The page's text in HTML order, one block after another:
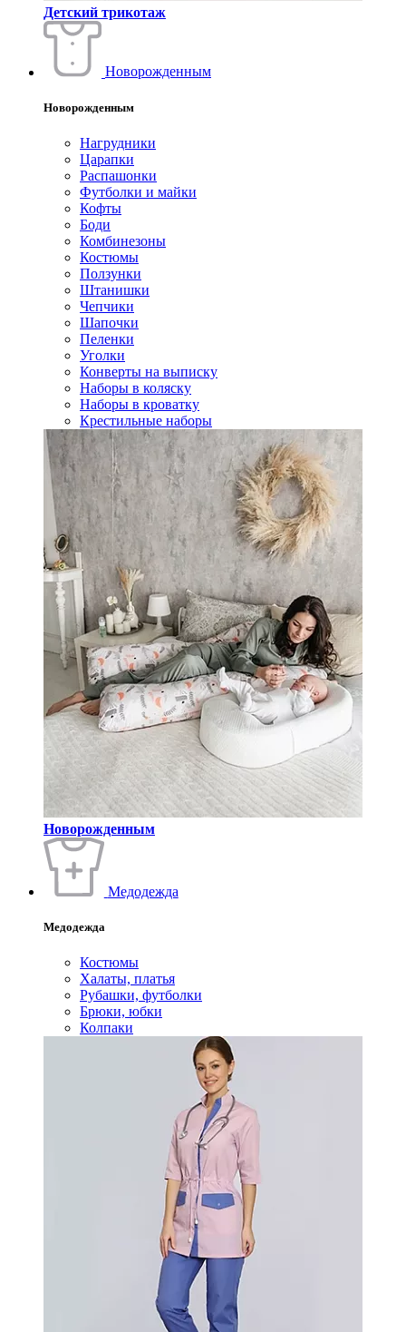
Детский трикотаж
Новорожденным
Новорожденным
Нагрудники
Царапки
Распашонки
Футболки и майки
Кофты
Боди
Комбинезоны
Костюмы
Ползунки
Штанишки
Чепчики
Шапочки
Пеленки
Уголки
Конверты на выписку
Наборы в коляску
Наборы в кроватку
Крестильные наборы
Новорожденным
Медодежда
Медодежда
Костюмы
Халаты, платья
Рубашки, футболки
Брюки, юбки
Колпаки